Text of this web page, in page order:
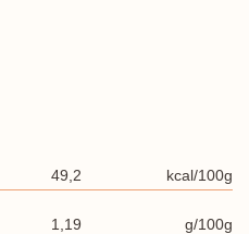
49,2 kcal/100g
1,19 g/100g